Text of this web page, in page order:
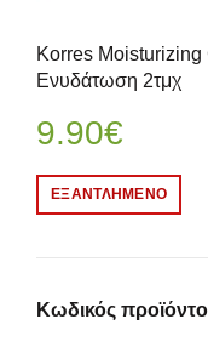
Korres Moisturizing
Ενυδάτωση 2τμχ
9.90€
ΕΞΑΝΤΛΗΜΈΝΟ
Κωδικός